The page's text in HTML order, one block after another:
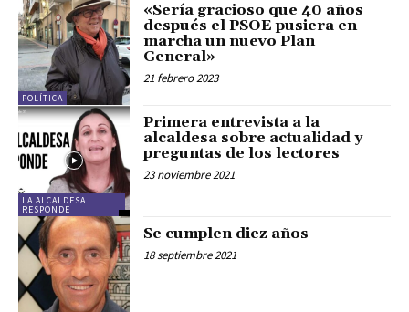
POLÍTICA
«Sería gracioso que 40 años
después el PSOE pusiera en
marcha un nuevo Plan
General»
21 febrero 2023
LA ALCALDESA
RESPONDE
Primera entrevista a la
alcaldesa sobre actualidad y
preguntas de los lectores
23 noviembre 2021
Se cumplen diez años
18 septiembre 2021